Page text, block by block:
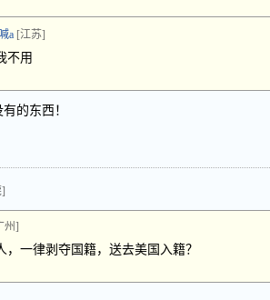
a [江苏]
不用
的东西！
州]
，一律剥夺国籍，送去美国入籍？